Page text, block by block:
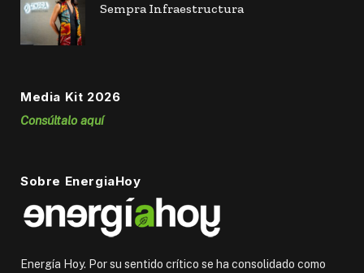
Sempra Infraestructura
Media Kit 2026
Consúltalo aquí
Sobre EnergiaHoy
Energía Hoy. Por su sentido crítico se ha consolidado como